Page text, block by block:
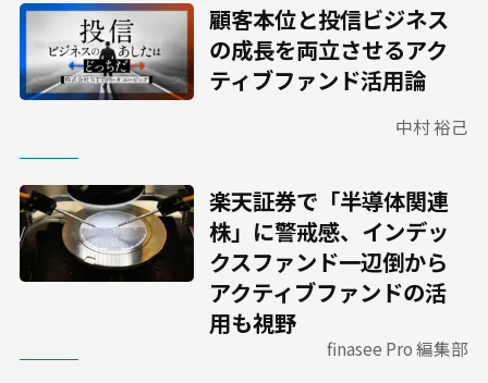
顧客本位と投信ビジネス
の成長を両立させるアク
ティブファンド活用論
中村 裕己
楽天証券で「半導体関連
株」に警戒感、インデッ
クスファンド一辺倒から
アクティブファンドの活
用も視野
finasee Pro 編集部